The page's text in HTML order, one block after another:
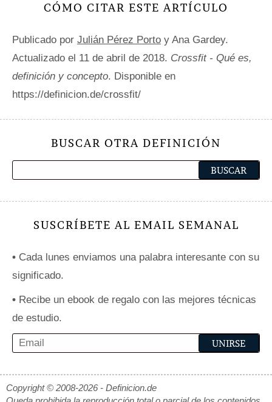
CÓMO CITAR ESTE ARTÍCULO
Publicado por Julián Pérez Porto y Ana Gardey.
Actualizado el 11 de abril de 2018. Crossfit - Qué es,
definición y concepto. Disponible en
https://definicion.de/crossfit/
BUSCAR OTRA DEFINICIÓN
SUSCRÍBETE AL EMAIL SEMANAL
• Cada lunes enviamos una palabra interesante con su
significado.
• Recibe un ebook de regalo con las mejores técnicas
de estudio.
Copyright © 2008-2026 - Definicion.de